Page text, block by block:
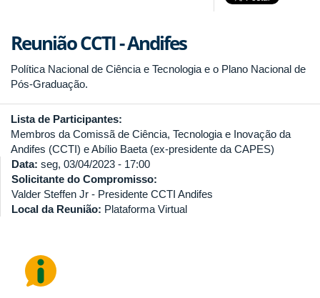
Reunião CCTI - Andifes
Política Nacional de Ciência e Tecnologia e o Plano Nacional de
Pós-Graduação.
Lista de Participantes:
Membros da Comissã de Ciência, Tecnologia e Inovação da
Andifes (CCTI) e Abílio Baeta (ex-presidente da CAPES)
Data: seg, 03/04/2023 - 17:00
Solicitante do Compromisso:
Valder Steffen Jr - Presidente CCTI Andifes
Local da Reunião: Plataforma Virtual